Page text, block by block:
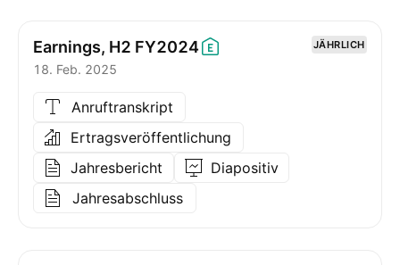
Earnings, H2 FY2024 JÄHRLICH
18. Feb. 2025
Anruftranskript
Ertragsveröffentlichung
Jahresbericht
Diapositiv
Jahresabschluss